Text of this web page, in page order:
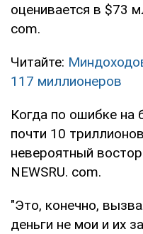
оценивается в $73
com.
Читайте:
117 миллионеров
Когда по ошибке на
почти 10
невероятный
NEWSRU. com.
"Это, конечно,
деньги не мои и их